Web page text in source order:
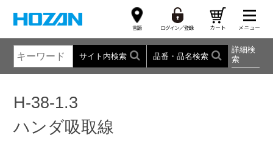
サイト内検索 品番・品名検索
詳細検
索
H-38-1.3
ハンダ吸取線